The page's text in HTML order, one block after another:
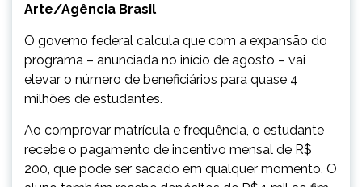
Arte/Agência Brasil
O governo federal calcula que com a expansão do
programa – anunciada no início de agosto – vai
elevar o número de beneficiários para quase 4
milhões de estudantes.
Ao comprovar matrícula e frequência, o estudante
recebe o pagamento de incentivo mensal de R$
200, que pode ser sacado em qualquer momento. O